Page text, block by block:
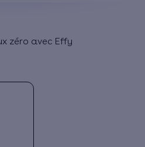
zéro avec Effy